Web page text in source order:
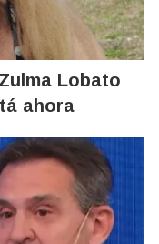
Lobato
ahora